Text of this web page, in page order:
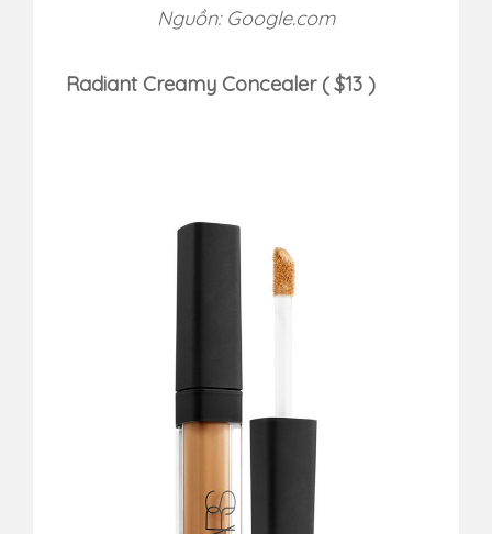
Nguồn: Google.com
Radiant Creamy Concealer ( $13 )